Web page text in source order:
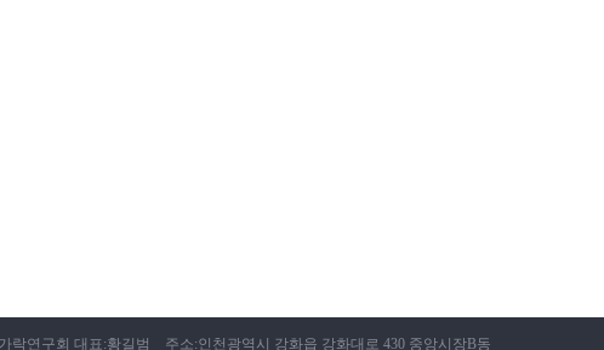
락연구회 대표:황길범 주소:인천광역시 강화읍 강화대로 430 중앙시장B동